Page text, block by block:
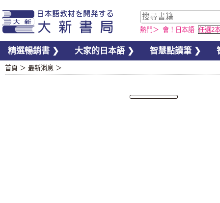
熱門＞ 會！日本語 任選2
精選暢銷書 ❯ 大家的日本語 ❯ 智慧點讀筆 ❯
首頁 ＞ 最新消息 ＞